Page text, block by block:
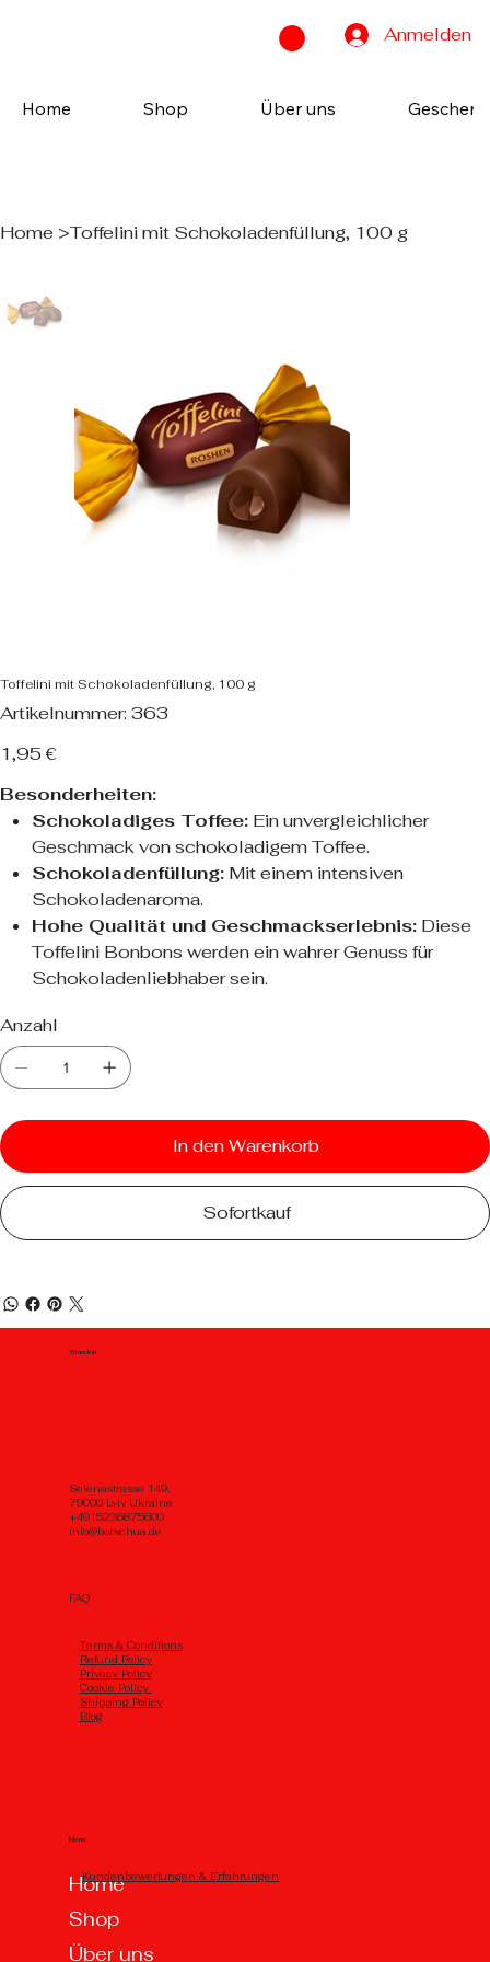
Anmelden
Home Shop Über uns
Home >Toffelini mit Schokoladenfüllung, 100 g
Toffelini mit Schokoladenfüllung, 100 g
Artikelnummer: Artikelnummer:
363
363
Preis
1,95 €
Besonderheiten:
Schokoladiges Toffee:Ein unvergleichlicher
Geschmack von schokoladigem Toffee.
Schokoladenfüllung:Mit einem intensiven
Schokoladenaroma.
Hohe Qualität und Geschmackserlebnis:Diese
Toffelini Bonbons werden ein wahrer Genuss für
Schokoladenliebhaber sein.
Anzahl
In den Warenkorb
Sofortkauf
Standort
Selenastrasse 149,
79000 Lviv Ukraine
+4915236875600
info@borschua.de
Menu
Home
Shop
Über uns
FAQ
Тerms & Conditions
Refund Policy
Privacy Policy
Cookie Policy
Shipping Policy
Blog
Kundenbewertungen & Erfahrungen